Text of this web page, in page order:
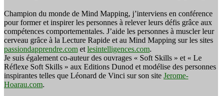
Champion du monde de Mind Mapping, j’interviens en conférence
pour former et inspirer les personnes à relever leurs défis grâce aux
compétences comportementales. J’aide les personnes à muscler leur
cerveau grâce à la Lecture Rapide et au Mind Mapping sur les sites
passiondapprendre.com et lesintelligences.com.
Je suis également co-auteur des ouvrages « Soft Skills » et « Le
Réflexe Soft Skills » aux Editions Dunod et modélise des personnes
inspirantes telles que Léonard de Vinci sur son site Jerome-
Hoarau.com.